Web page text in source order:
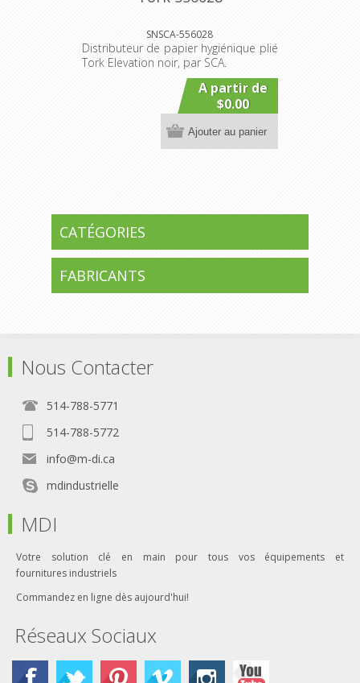
SNSCA-556028
Distributeur de papier hygiénique plié
Tork Elevation noir, par SCA.
A partir de
$0.00
Ajouter au panier
CATÉGORIES
FABRICANTS
Nous Contacter
514-788-5771
514-788-5772
info@m-di.ca
mdindustrielle
MDI
Votre solution clé en main pour tous vos équipements et
fournitures industriels
Commandez en ligne dès aujourd'hui!
Réseaux Sociaux